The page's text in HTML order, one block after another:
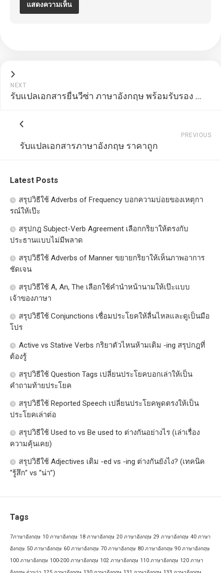
NEXT
รับแปลเอกสารยื่นวีซ่า ภาษาอังกฤษ พร้อมรับรอง ราคาถูก
PREVIOUS
รับแปลเอกสารภาษาอังกฤษ ราคาถูก
Latest Posts
สรุปวิธีใช้ Adverbs of Frequency บอกความบ่อยของเหตุกา
รณ์ให้เป๊ะ
สรุปกฎ Subject-Verb Agreement เลือกกริยาให้ตรงกับ
ประธานแบบไม่มีพลาด
สรุปวิธีใช้ Adverbs of Manner ขยายกริยาให้เห็นภาพอาการ
ชัดเจน
สรุปวิธีใช้ A, An, The เลือกใช้คำนำหน้านามให้เป๊ะแบบ
เจ้าของภาษา
สรุปวิธีใช้ Conjunctions เชื่อมประโยคให้ลื่นไหลและดูเป็นมือ
โปร
Active vs Stative Verbs กริยาตัวไหนห้ามเติม -ing สรุปกฎที่
ต้องรู้
สรุปวิธีใช้ Question Tags เปลี่ยนประโยคบอกเล่าให้เป็น
คำถามท้ายประโยค
สรุปวิธีใช้ Reported Speech เปลี่ยนประโยคพูดตรงให้เป็น
ประโยคเล่าต่อ
สรุปวิธีใช้ Used to vs Be used to ต่างกันอย่างไร (เล่าเรื่อง
ความคุ้นเคย)
สรุปวิธีใช้ Adjectives เติม -ed vs -ing ต่างกันยังไง? (เทคนิค
“รู้สึก” vs “น่า”)
Tags
7ภาษาอังกฤษ 10 ภาษาอังกฤษ 18 ภาษาอังกฤษ 20 ภาษาอังกฤษ 29 ภาษาอังกฤษ 40 ภาษา
อังกฤษ 50 ภาษาอังกฤษ 60 ภาษาอังกฤษ 70 ภาษาอังกฤษ 80 ภาษาอังกฤษ 90 ภาษาอังกฤษ
100 ภาษาอังกฤษ 100-200 ภาษาอังกฤษ 102 ภาษาอังกฤษ 110 ภาษาอังกฤษ 120 ภาษา